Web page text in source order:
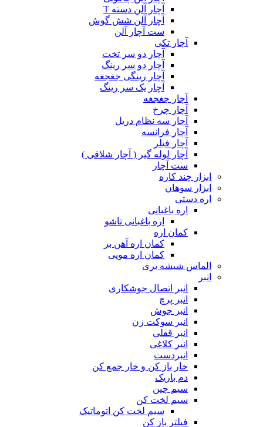
آچار آلن دسته T
آچار آلن شش گوش
ست آچار آلن
آچار تکی
آچار دو سر تخت
آچار دو سر رینگ
آچار رینگی جغجغه
آچار یک سر رینگ
آچار جغجغه
آچار چرخ
آچار سه نظام دریل
آچار فرانسه
آچار فیلر
آچار لوله گیر ( آچار شلاقی )
ست آچار
ابزار چند کاره
ابزار سوهان
اره دستی
اره باغبانی
اره باغبانی تاشو
کمان اره
کمان اره آهن بر
کمان اره مویی
الماس شیشه بری
انبر
انبر اتصال جوشکاری
انبر پرچ
انبر جوش
انبر سوکت زن
انبر قفلی
انبر کلاغی
انبردست
خار باز کن و خار جمع کن
دم باریک
سیم چین
سیم لخت کن
سیم لخت کن اتوماتیک
فیلتر باز کن